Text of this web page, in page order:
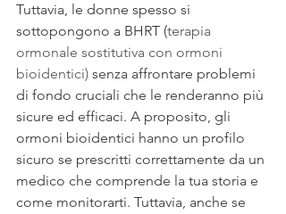
Tuttavia, le donne spesso si
sottopongono a BHRT (terapia
ormonale sostitutiva con ormoni
bioidentici) senza affrontare problemi
di fondo cruciali che le renderanno più
sicure ed efficaci. A proposito, gli
ormoni bioidentici hanno un profilo
sicuro se prescritti correttamente da un
medico che comprende la tua storia e
come monitorarti. Tuttavia, anche se